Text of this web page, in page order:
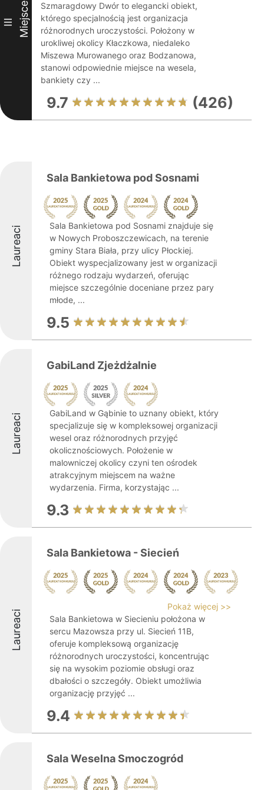
III Miejsce
Szmaragdowy Dwór to elegancki obiekt,
którego specjalnością jest organizacja
różnorodnych uroczystości. Położony w
urokliwej okolicy Kłaczkowa, niedaleko
Miszewa Murowanego oraz Bodzanowa,
stanowi odpowiednie miejsce na wesela,
bankiety czy ...
9.7 (426)
Laureaci
Sala Bankietowa pod Sosnami
Sala Bankietowa pod Sosnami znajduje się
w Nowych Proboszczewicach, na terenie
gminy Stara Biała, przy ulicy Płockiej.
Obiekt wyspecjalizowany jest w organizacji
różnego rodzaju wydarzeń, oferując
miejsce szczególnie doceniane przez pary
młode, ...
9.5
Laureaci
GabiLand Zjeżdżalnie
GabiLand w Gąbinie to uznany obiekt, który
specjalizuje się w kompleksowej organizacji
wesel oraz różnorodnych przyjęć
okolicznościowych. Położenie w
malowniczej okolicy czyni ten ośrodek
atrakcyjnym miejscem na ważne
wydarzenia. Firma, korzystając ...
9.3
Laureaci
Sala Bankietowa - Siecień
Pokaż więcej >>
Sala Bankietowa w Siecieniu położona w
sercu Mazowsza przy ul. Siecień 11B,
oferuje kompleksową organizację
różnorodnych uroczystości, koncentrując
się na wysokim poziomie obsługi oraz
dbałości o szczegóły. Obiekt umożliwia
organizację przyjęć ...
9.4
Sala Weselna Smoczogród